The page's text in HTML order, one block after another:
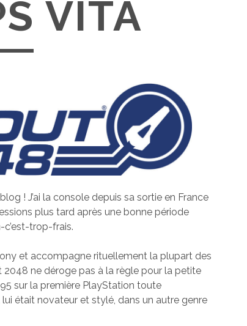
VITA
! J’ai la console depuis sa sortie en France
plus tard après une bonne période
c’est-trop-frais.
et accompagne rituellement la plupart des
ne déroge pas à la règle pour la petite
sur la première PlayStation toute
était novateur et stylé, dans un autre genre